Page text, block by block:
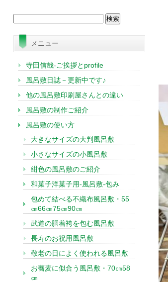
メニュー
寺田信哉-ご挨拶とprofile
風呂敷日誌－更新中です♪
他の風呂敷印刷屋さんとの違い
風呂敷の制作ご紹介
風呂敷の使い方
大きなサイズの大判風呂敷
小さなサイズの小風呂敷
紺色の風呂敷のご紹介
和菓子洋菓子用-風呂敷-包み
包めて結べる不織布風呂敷・55
㎝66㎝75㎝90㎝
武道の胴着袴を包む風呂敷
長寿のお祝用風呂敷
敬老の日によく使われる風呂敷
お蕎麦に似合う風呂敷・70㎝58
㎝